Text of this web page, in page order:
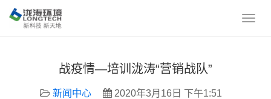
战疫情—培训泷涛“营销战队”
新闻中心 2020年3月16日 下午1:51